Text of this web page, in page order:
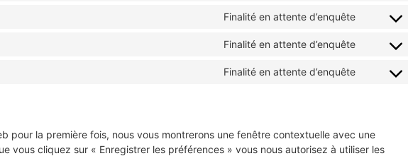
Finalité en attente d’enquête
Finalité en attente d’enquête
Finalité en attente d’enquête
pour la première fois, nous vous montrerons une fenêtre contextuelle avec une
vous cliquez sur « Enregistrer les préférences » vous nous autorisez à utiliser les